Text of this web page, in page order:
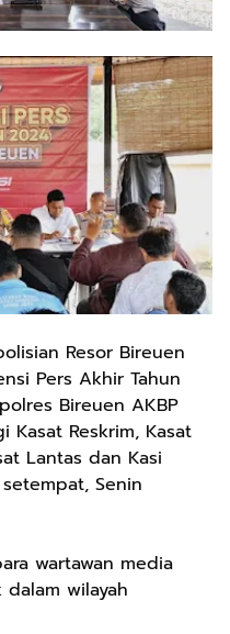
Resor Bireuen
Pers Akhir Tahun
Bireuen AKBP
Kasat Reskrim, Kasat
Lantas dan Kasi
Senin
wartawan media
wilayah